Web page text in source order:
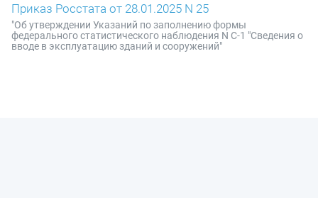
Приказ Росстата от 28.01.2025 N 25
"Об утверждении Указаний по заполнению формы
федерального статистического наблюдения N С-1 "Сведения о
вводе в эксплуатацию зданий и сооружений"